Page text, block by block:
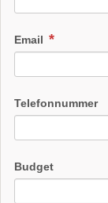
Email
Telefonnummer
Budget